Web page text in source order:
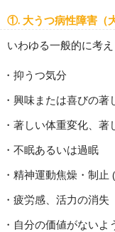
①. 大うつ病性障害（
いわゆる一般的に考
抑うつ気分
興味または喜びの著
著しい体重変化、著
不眠あるいは過眠
精神運動焦燥・制止
疲労感、活力の消失
自分の価値がないよ